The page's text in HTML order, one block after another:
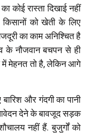
कोई रास्ता दिखाई नहीं
को खेती के लिए
का काम अनिश्चित है
के नौजवान बचपन से ही
मेहनत तो है, लेकिन आगे
और गंदगी का पानी
आवेदन देने के बावजूद सड़क
नहीं हैं. बुजुर्गों को